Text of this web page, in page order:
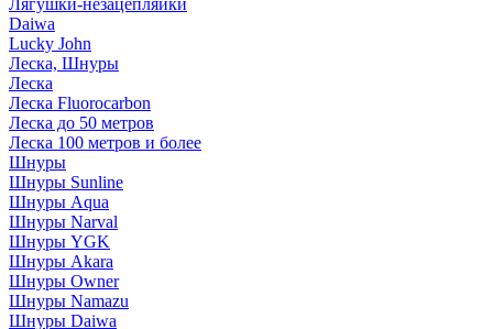
Лягушки-незацепляйки
Daiwa
Lucky John
Леска, Шнуры
Леска
Леска Fluorocarbon
Леска до 50 метров
Леска 100 метров и более
Шнуры
Шнуры Sunline
Шнуры Aqua
Шнуры Narval
Шнуры YGK
Шнуры Akara
Шнуры Owner
Шнуры Namazu
Шнуры Daiwa